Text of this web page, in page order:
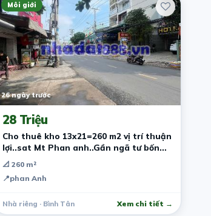
Môi giới
26 ngày trước
28 Triệu
Cho thuê kho 13x21=260 m2 vị trí thuận
lợi..sat Mt Phan anh..Gần ngã tư bốn
xã…
📐 260 m²
📍phan Anh
Nhà riêng · Bình Tân Xem chi tiết →